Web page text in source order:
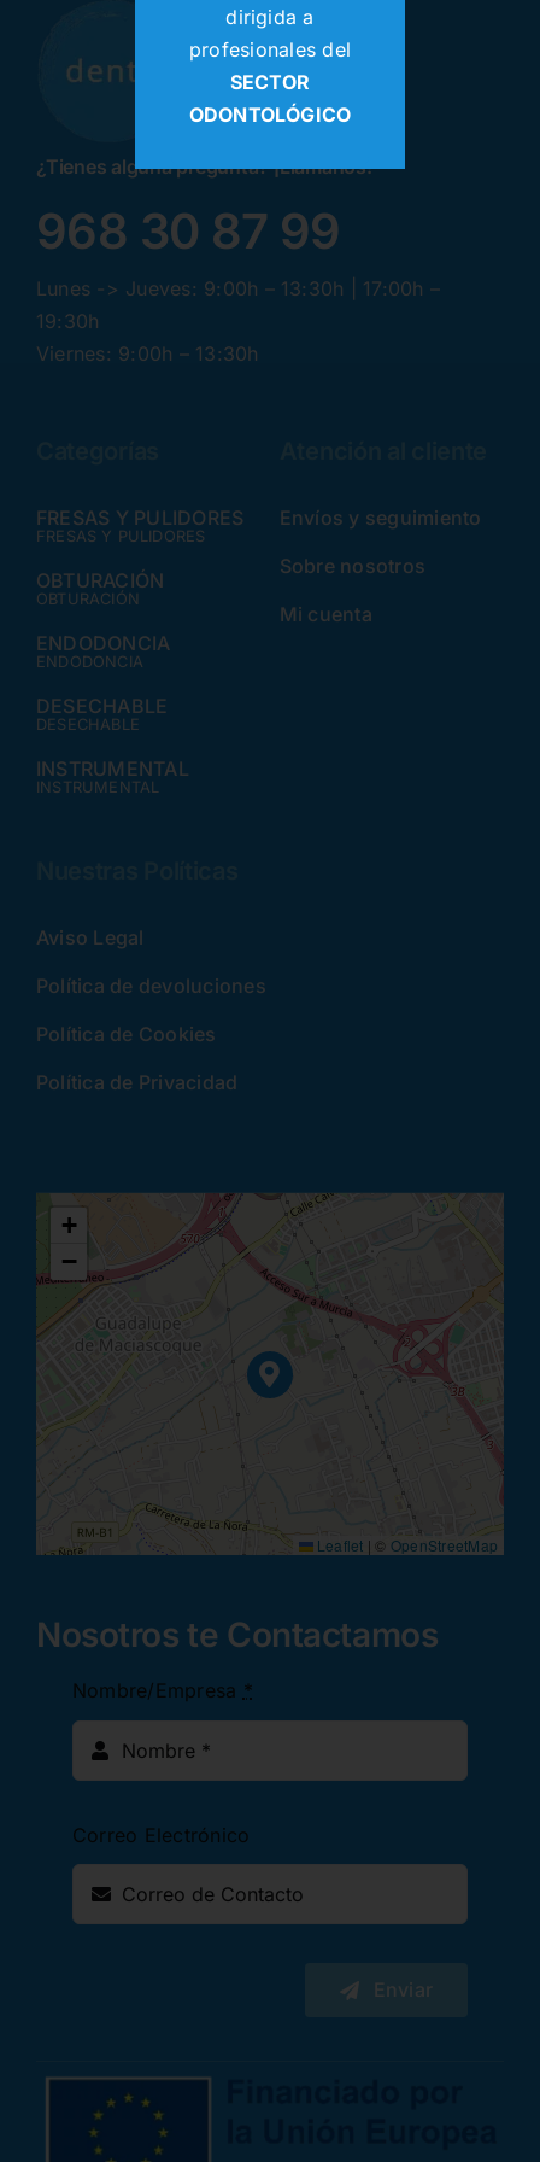
¿Tienes alguna pregunta? ¡Llamanos!
968 30 87 99
Lunes -> Jueves: 9:00h – 13:30h | 17:00h –
19:30h
Viernes: 9:00h – 13:30h
FRESAS Y PULIDORES
FRESAS Y PULIDORES
OBTURACIÓN
OBTURACIÓN
ENDODONCIA
ENDODONCIA
DESECHABLE
DESECHABLE
INSTRUMENTAL
INSTRUMENTAL
Envíos y seguimiento
Sobre nosotros
Mi cuenta
Aviso Legal
Política de devoluciones
Política de Cookies
Política de Privacidad
+
−
Leaflet | © OpenStreetMap
Nosotros te Contactamos
Nombre/Empresa *
Correo Electrónico
Enviar
dirigida a
profesionales del
SECTOR
ODONTOLÓGICO